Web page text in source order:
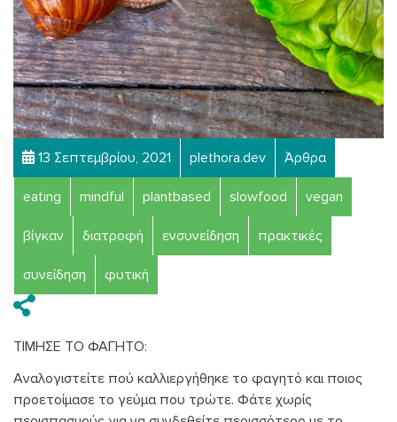
13 Σεπτεμβρίου, 2021 plethora.dev Άρθρα
eating mindful plantbased slowfood vegan
βίγκαν διατροφή ενσυνείδηση πρακτικές
συνείδηση φυτική
ΤΙΜΗΣΕ ΤΟ ΦΑΓΗΤΟ:
Αναλογιστείτε πού καλλιεργήθηκε το φαγητό και ποιος
προετοίμασε το γεύμα που τρώτε. Φάτε χωρίς